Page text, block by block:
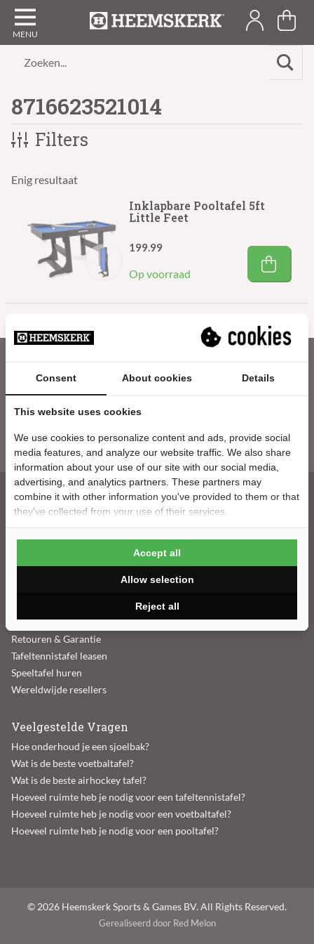
Zoeken...
8716623521014
Filters
Enig resultaat
Inklapbare Pooltafel 5ft
Little Feet
Op voorraad
199.99
Nieuwsbrief
E-mailadres
Klantenservice
Veelgestelde vragen
Retouren & Garantie
Tafeltennistafel leasen
Speeltafel huren
Wereldwijde resellers
Veelgestelde Vragen
Hoe onderhoud je een sjoelbak?
Wat is de beste voetbaltafel?
Wat is de beste airhockey tafel?
Hoeveel ruimte heb je nodig voor een tafeltennistafel?
Hoeveel ruimte heb je nodig voor een voetbaltafel?
Hoeveel ruimte heb je nodig voor een pooltafel?
© 2026 Heemskerk Sports & Games BV. All Rights Reserved.
Gerealiseerd door Red Melon
Consent About cookies Details
This website uses cookies
We use cookies to personalize content and ads, provide social
media features, and analyze our website traffic. We also share
information about your use of our site with our social media,
advertising, and analytics partners. These partners may
combine it with other information you've provided to them or that
they've collected from your use of their services.
Reject all
Allow selection
Accept all